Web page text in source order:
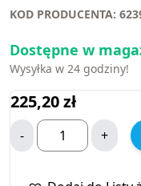
KOD PRODUCENTA:
Dostępne w
Wysyłka w 24 godziny!
225,20zł
- +